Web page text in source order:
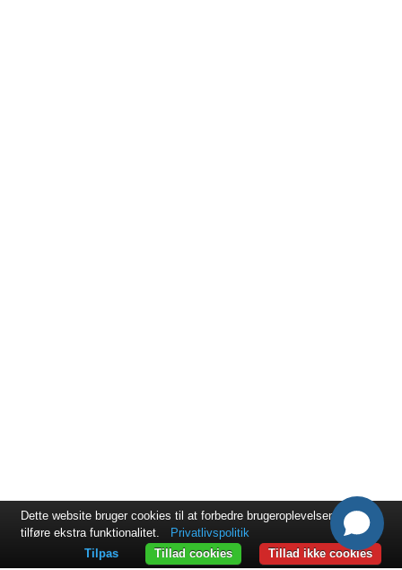
Dette website bruger cookies til at forbedre brugeroplevelsen og til at
tilføre ekstra funktionalitet.
Privatlivspolitik
Tillad ikke cookies
Tillad cookies
Tilpas